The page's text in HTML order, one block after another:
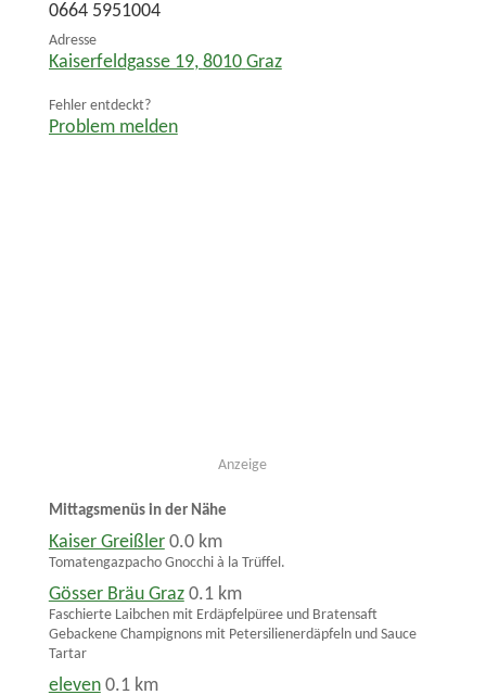
0664 5951004
Adresse
Kaiserfeldgasse 19, 8010 Graz
Fehler entdeckt?
Problem melden
Anzeige
Mittagsmenüs in der Nähe
Kaiser Greißler 0.0 km
Tomatengazpacho Gnocchi à la Trüffel.
Gösser Bräu Graz 0.1 km
Faschierte Laibchen mit Erdäpfelpüree und Bratensaft
Gebackene Champignons mit Petersilienerdäpfeln und Sauce
Tartar
eleven 0.1 km